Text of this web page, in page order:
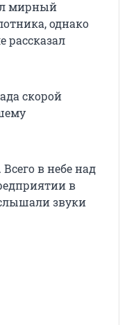
мирный
однако
рассказал
скорой
в небе над
в
звуки